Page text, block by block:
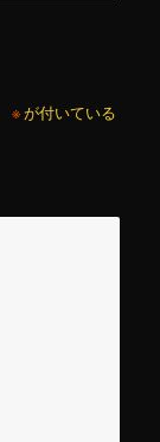
※が付いている